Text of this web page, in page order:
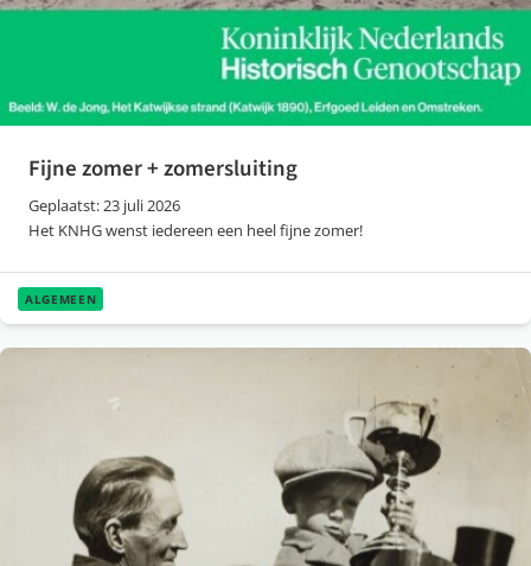
Fijne zomer + zomersluiting
Geplaatst: 23 juli 2026
Het KNHG wenst iedereen een heel fijne zomer!
ALGEMEEN